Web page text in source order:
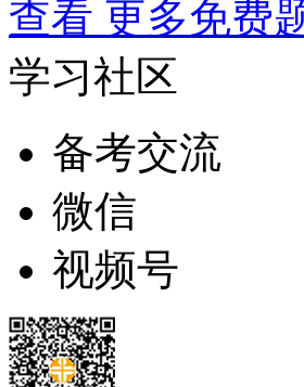
查看 更多免费
学习社区
备考交流
微信
视频号